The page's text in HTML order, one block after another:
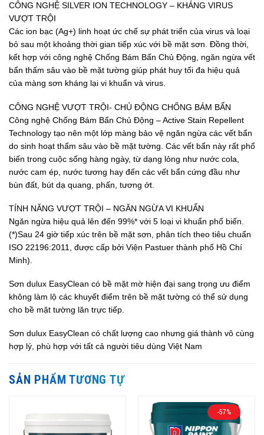
CÔNG NGHỆ SILVER ION TECHNOLOGY – KHÁNG VIRUS
VƯỢT TRỘI
Các ion bạc (Ag+) linh hoạt ức chế sự phát triển của virus và loại
bỏ sau một khoảng thời gian tiếp xúc với bề mặt sơn. Đồng thời,
kết hợp với công nghệ Chống Bám Bẩn Chủ Động, ngăn ngừa vết
bẩn thấm sâu vào bề mặt tường giúp phát huy tối đa hiệu quả
của màng sơn kháng lại vi khuẩn và virus.
CÔNG NGHỆ VƯỢT TRỘI- CHỦ ĐỘNG CHỐNG BÁM BẨN
Công nghệ Chống Bám Bẩn Chủ Động – Active Stain Repellent
Technology tạo nên một lớp màng bảo vệ ngăn ngừa các vết bẩn
do sinh hoạt thấm sâu vào bề mặt tường. Các vết bẩn này rất phổ
biến trong cuộc sống hàng ngày, từ dạng lỏng như nước cola,
nước cam ép, nước tương hay đến các vết bẩn cứng đầu như
bùn đất, bút dạ quang, phấn, tương ớt.
TÍNH NĂNG VƯỢT TRỘI – NGĂN NGỪA VI KHUẨN
Ngăn ngừa hiệu quả lên đến 99%* với 5 loại vi khuẩn phổ biến.
(*)Sau 24 giờ tiếp xúc trên bề mặt sơn, phân tích theo tiêu chuẩn
ISO 22196:2011, được cấp bởi Viện Pastuer thành phố Hồ Chí
Minh).
Sơn dulux EasyClean có bề mặt mờ hiện đại sang trọng ưu điểm
không làm lộ các khuyết điểm trên bề mặt tường có thể sử dụng
cho bề mặt tường lăn trực tiếp.
Sơn dulux EasyClean có chất lượng cao nhưng giá thành vô cùng
hợp lý, phù hợp với tất cả người tiêu dùng Việt Nam
SẢN PHẨM TƯƠNG TỰ
-57%